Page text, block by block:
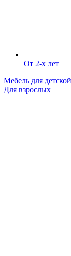
От 2-х лет
Мебель для детской
Для взрослых